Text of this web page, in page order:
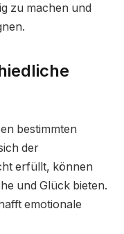
zu machen und
bestimmten
der
erfüllt, können
und Glück bieten.
emotionale